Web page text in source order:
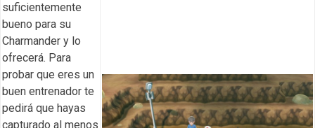
suficientemente
bueno para su
Charmander y lo
ofrecerá. Para
probar que eres un
buen entrenador te
pedirá que hayas
capturado al menos